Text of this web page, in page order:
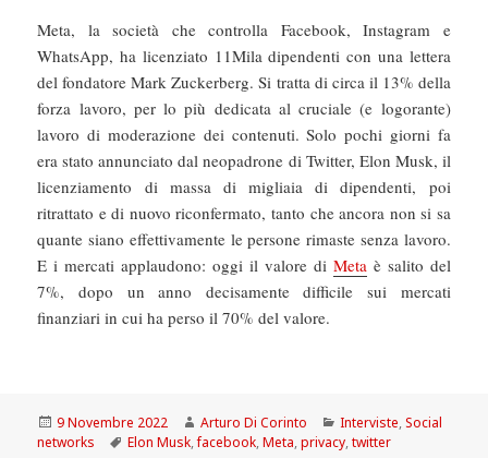
Meta, la società che controlla Facebook, Instagram e
WhatsApp, ha licenziato 11Mila dipendenti con una lettera
del fondatore Mark Zuckerberg. Si tratta di circa il 13% della
forza lavoro, per lo più dedicata al cruciale (e logorante)
lavoro di moderazione dei contenuti. Solo pochi giorni fa
era stato annunciato dal neopadrone di Twitter, Elon Musk, il
licenziamento di massa di migliaia di dipendenti, poi
ritrattato e di nuovo riconfermato, tanto che ancora non si sa
quante siano effettivamente le persone rimaste senza lavoro.
E i mercati applaudono: oggi il valore di Meta è salito del
7%, dopo un anno decisamente difficile sui mercati
finanziari in cui ha perso il 70% del valore.
Scritto
il
9 Novembre 2022 Autore
Arturo Di Corinto Categorie
Interviste,Social
networks
Tag
Elon Musk,facebook,Meta,privacy,twitter